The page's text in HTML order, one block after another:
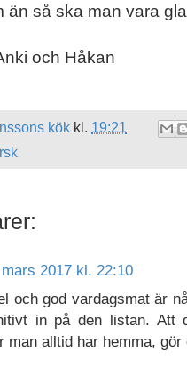
än så ska man vara
och Håkan
kök kl. 19:21
2017 kl. 22:10
och god vardagsmat är
in på den listan. Att
man alltid har hemma, gör